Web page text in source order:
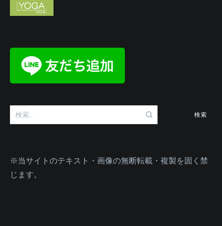
検
索:
※当サイトのテキスト・画像の無断転載・複製を固く禁
じます。